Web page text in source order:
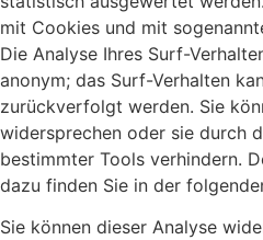
mit Cookies und mit
Die Analyse Ihres Surf-
anonym; das Surf-Verhalten
zurückverfolgt werden. Sie
widersprechen oder sie durch
bestimmter Tools verhindern.
dazu finden Sie in der
Sie können dieser Analyse